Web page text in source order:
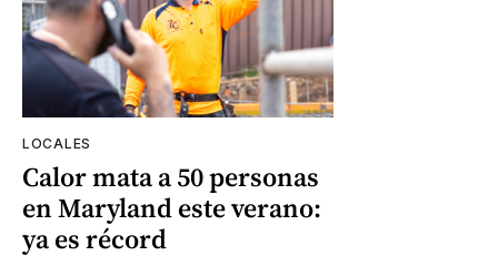
LOCALES
Calor mata a 50 personas
en Maryland este verano:
ya es récord